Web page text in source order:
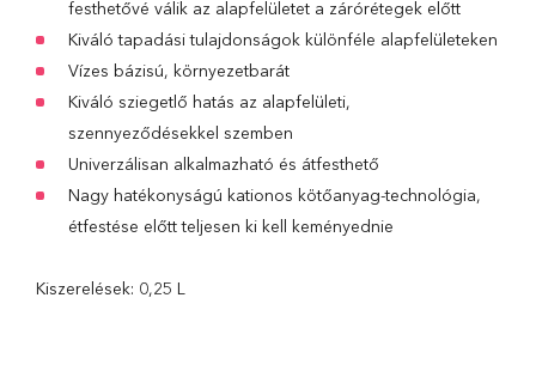
festhetővé válik az alapfelületet a zárórétegek előtt
Kiváló tapadási tulajdonságok különféle alapfelületeken
Vízes bázisú, környezetbarát
Kiváló sziegetlő hatás az alapfelületi,
szennyeződésekkel szemben
Univerzálisan alkalmazható és átfesthető
Nagy hatékonyságú kationos kötőanyag-technológia,
étfestése előtt teljesen ki kell keményednie
Kiszerelések: 0,25 L